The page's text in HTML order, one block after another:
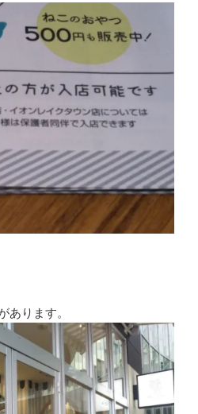
あります。